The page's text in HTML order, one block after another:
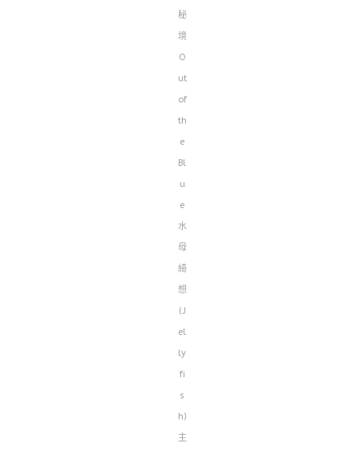
秘
境
O
ut
of
th
e
Bl
u
e
水
母
綺
想
(J
el
ly
fi
s
h)
主